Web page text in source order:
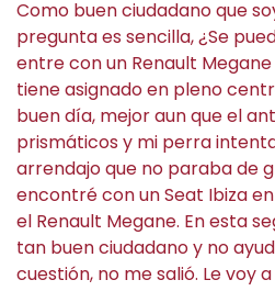
Como buen ciudadano que
pregunta es sencilla, ¿Se
entre con un Renault
tiene asignado en pleno
buen día, mejor aun que el
prismáticos y mi perra
arrendajo que no paraba de
encontré con un Seat Ibiza
el Renault Megane. En esta
tan buen ciudadano y no
cuestión, no me salió. Le voy